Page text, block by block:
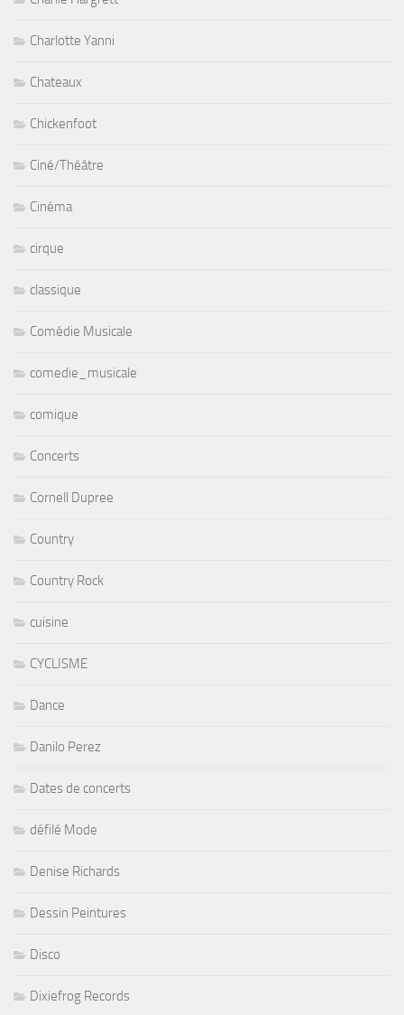
Charlotte Yanni
Chateaux
Chickenfoot
Ciné/Théâtre
Cinéma
cirque
classique
Comédie Musicale
comedie_musicale
comique
Concerts
Cornell Dupree
Country
Country Rock
cuisine
CYCLISME
Dance
Danilo Perez
Dates de concerts
défilé Mode
Denise Richards
Dessin Peintures
Disco
Dixiefrog Records